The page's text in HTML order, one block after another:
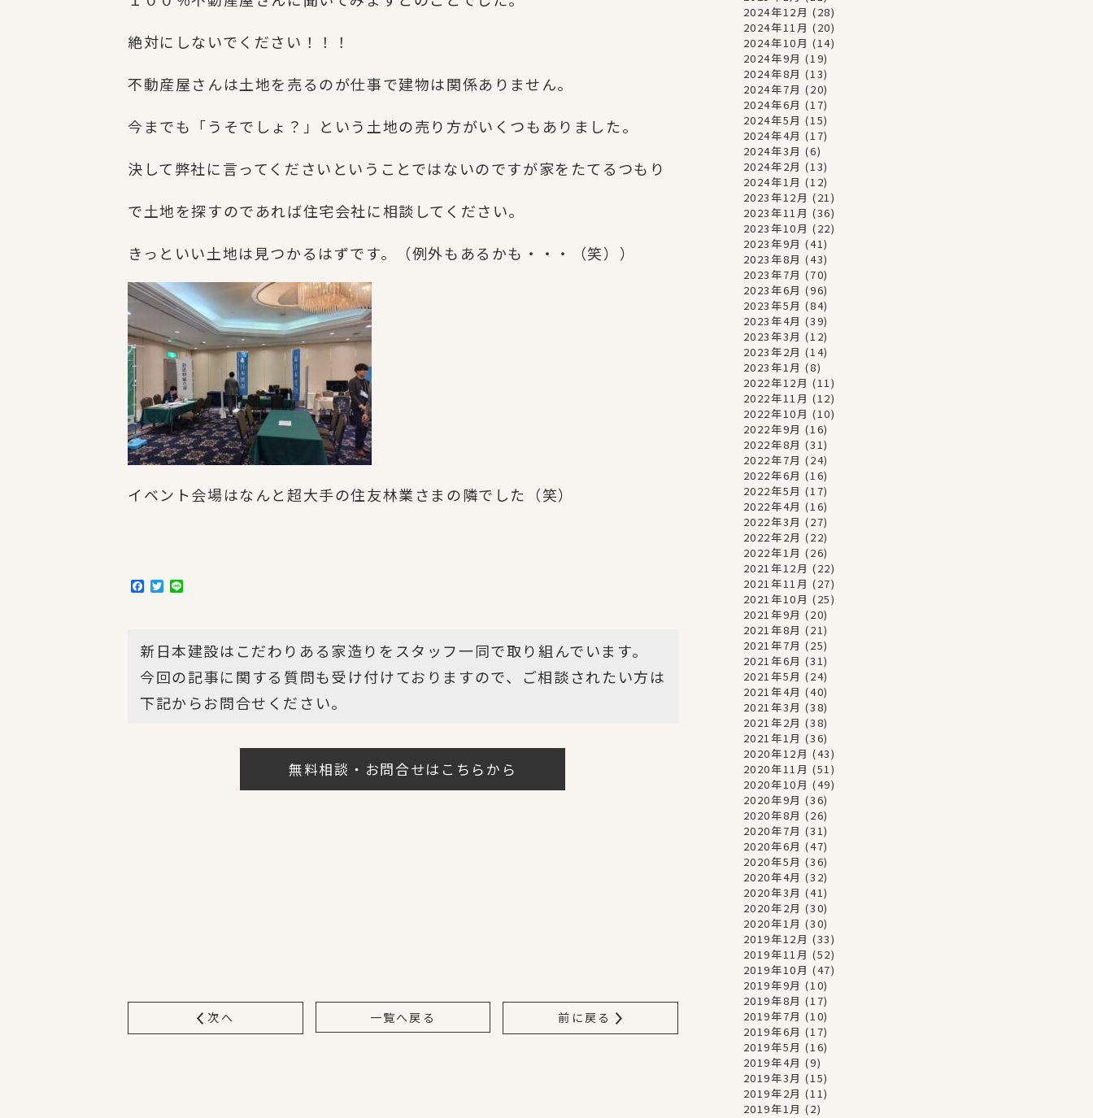
絶対にしないでください！！！
不動産屋さんは土地を売るのが仕事で建物は関係ありません。
今までも「うそでしょ？」という土地の売り方がいくつもありました。
決して弊社に言ってくださいということではないのですが家をたてるつもり
で土地を探すのであれば住宅会社に相談してください。
きっといい土地は見つかるはずです。（例外もあるかも・・・（笑））
イベント会場はなんと超大手の住友林業さまの隣でした（笑）
F
a
o
o
k
T
w
e
r
新日本建設はこだわりある家造りをスタッフ一同で取り組んでいます。
今回の記事に関する質問も受け付けておりますので、ご相談されたい方は
下記からお問合せください。
無料相談・お問合せはこちらから
次へ 一覧へ戻る 前に戻る
2024年12月 (28)
2024年11月 (20)
2024年10月 (14)
2024年9月 (19)
2024年8月 (13)
2024年7月 (20)
2024年6月 (17)
2024年5月 (15)
2024年4月 (17)
2024年3月 (6)
2024年2月 (13)
2024年1月 (12)
2023年12月 (21)
2023年11月 (36)
2023年10月 (22)
2023年9月 (41)
2023年8月 (43)
2023年7月 (70)
2023年6月 (96)
2023年5月 (84)
2023年4月 (39)
2023年3月 (12)
2023年2月 (14)
2023年1月 (8)
2022年12月 (11)
2022年11月 (12)
2022年10月 (10)
2022年9月 (16)
2022年8月 (31)
2022年7月 (24)
2022年6月 (16)
2022年5月 (17)
2022年4月 (16)
2022年3月 (27)
2022年2月 (22)
2022年1月 (26)
2021年12月 (22)
2021年11月 (27)
2021年10月 (25)
2021年9月 (20)
2021年8月 (21)
2021年7月 (25)
2021年6月 (31)
2021年5月 (24)
2021年4月 (40)
2021年3月 (38)
2021年2月 (38)
2021年1月 (36)
2020年12月 (43)
2020年11月 (51)
2020年10月 (49)
2020年9月 (36)
2020年8月 (26)
2020年7月 (31)
2020年6月 (47)
2020年5月 (36)
2020年4月 (32)
2020年3月 (41)
2020年2月 (30)
2020年1月 (30)
2019年12月 (33)
2019年11月 (52)
2019年10月 (47)
2019年9月 (10)
2019年8月 (17)
2019年7月 (10)
2019年6月 (17)
2019年5月 (16)
2019年4月 (9)
2019年3月 (15)
2019年2月 (11)
2019年1月 (2)